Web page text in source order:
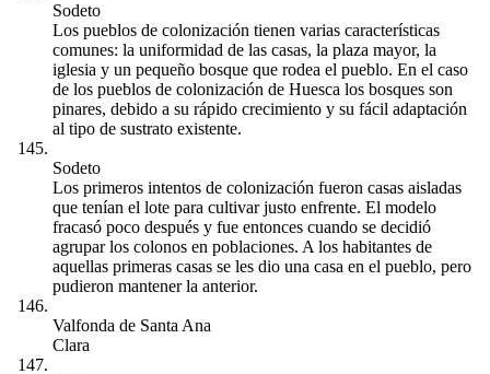
Sodeto
Los pueblos de colonización tienen varias características
comunes: la uniformidad de las casas, la plaza mayor, la
iglesia y un pequeño bosque que rodea el pueblo. En el caso
de los pueblos de colonización de Huesca los bosques son
pinares, debido a su rápido crecimiento y su fácil adaptación
al tipo de sustrato existente.
Sodeto
Los primeros intentos de colonización fueron casas aisladas
que tenían el lote para cultivar justo enfrente. El modelo
fracasó poco después y fue entonces cuando se decidió
agrupar los colonos en poblaciones. A los habitantes de
aquellas primeras casas se les dio una casa en el pueblo, pero
pudieron mantener la anterior.
Valfonda de Santa Ana
Clara